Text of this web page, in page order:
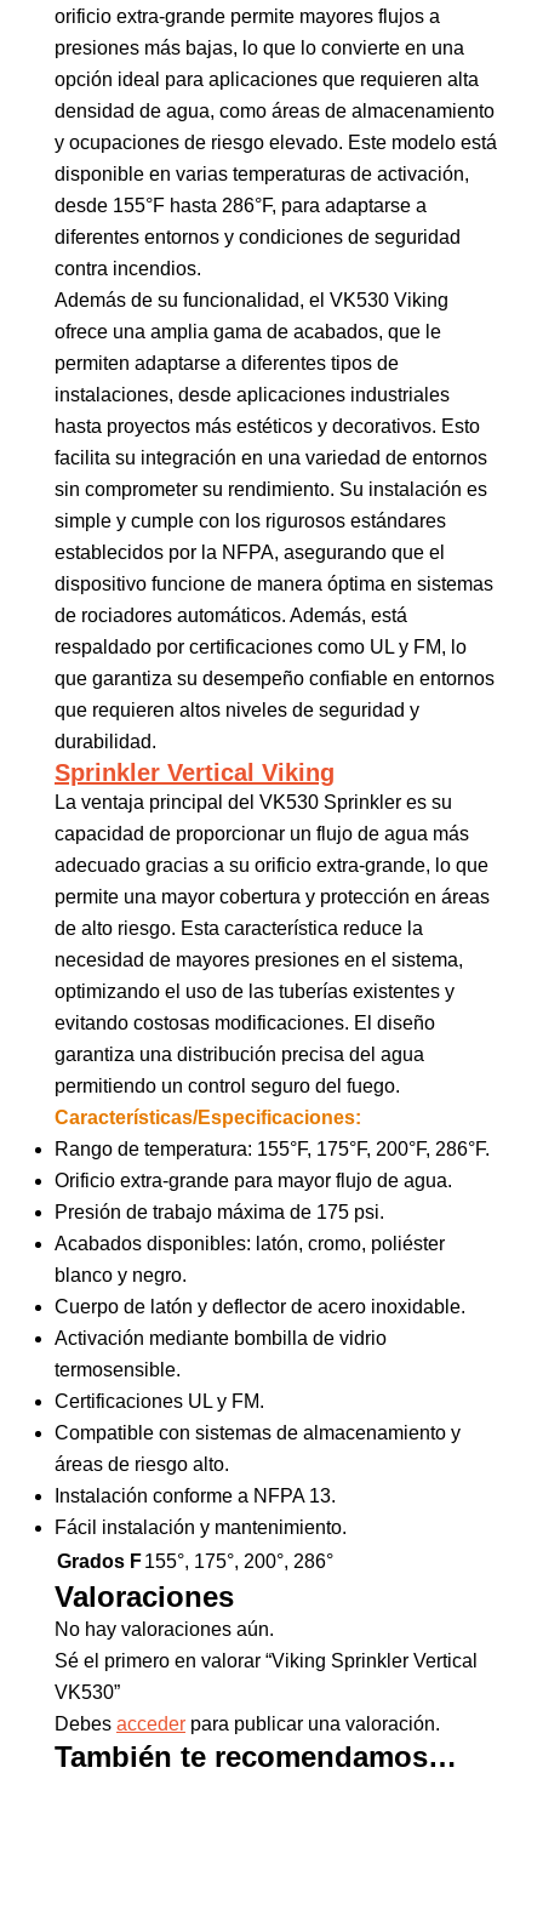
orificio extra-grande permite mayores flujos a
presiones más bajas, lo que lo convierte en una
opción ideal para aplicaciones que requieren alta
densidad de agua, como áreas de almacenamiento
y ocupaciones de riesgo elevado. Este modelo está
disponible en varias temperaturas de activación,
desde 155°F hasta 286°F, para adaptarse a
diferentes entornos y condiciones de seguridad
contra incendios.
Además de su funcionalidad, el VK530 Viking
ofrece una amplia gama de acabados, que le
permiten adaptarse a diferentes tipos de
instalaciones, desde aplicaciones industriales
hasta proyectos más estéticos y decorativos. Esto
facilita su integración en una variedad de entornos
sin comprometer su rendimiento. Su instalación es
simple y cumple con los rigurosos estándares
establecidos por la NFPA, asegurando que el
dispositivo funcione de manera óptima en sistemas
de rociadores automáticos. Además, está
respaldado por certificaciones como UL y FM, lo
que garantiza su desempeño confiable en entornos
que requieren altos niveles de seguridad y
durabilidad.
Sprinkler Vertical Viking
La ventaja principal del VK530 Sprinkler es su
capacidad de proporcionar un flujo de agua más
adecuado gracias a su orificio extra-grande, lo que
permite una mayor cobertura y protección en áreas
de alto riesgo. Esta característica reduce la
necesidad de mayores presiones en el sistema,
optimizando el uso de las tuberías existentes y
evitando costosas modificaciones. El diseño
garantiza una distribución precisa del agua
permitiendo un control seguro del fuego.
Características/Especificaciones:
Rango de temperatura: 155°F, 175°F, 200°F, 286°F.
Orificio extra-grande para mayor flujo de agua.
Presión de trabajo máxima de 175 psi.
Acabados disponibles: latón, cromo, poliéster
blanco y negro.
Cuerpo de latón y deflector de acero inoxidable.
Activación mediante bombilla de vidrio
termosensible.
Certificaciones UL y FM.
Compatible con sistemas de almacenamiento y
áreas de riesgo alto.
Instalación conforme a NFPA 13.
Fácil instalación y mantenimiento.
Grados F155°, 175°, 200°, 286°
Valoraciones
No hay valoraciones aún.
Sé el primero en valorar “Viking Sprinkler Vertical
VK530”
Debes acceder para publicar una valoración.
También te recomendamos…